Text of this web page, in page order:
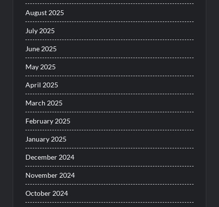
August 2025
July 2025
June 2025
May 2025
April 2025
March 2025
February 2025
January 2025
December 2024
November 2024
October 2024